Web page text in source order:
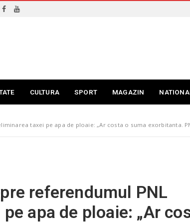
CULTURA SPORT MAGAZIN
taxei pe apa de ploaie: „Ar costa o suma exorbitanta.
referendumul PNL
apa de ploaie: „Ar